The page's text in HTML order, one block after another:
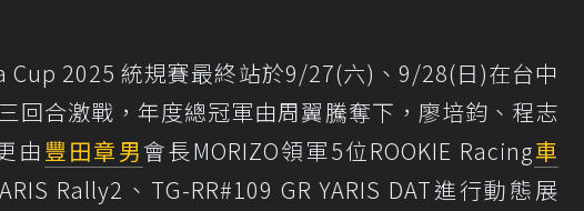
Cup 2025 統規賽最終站於9/27(六)、9/28(日)在台中
回合激戰，年度總冠軍由周翼騰奪下，廖培鈞、程志
由豐田章男會長MORIZO領軍5位ROOKIE Racing車
Rally2、TG-RR#109 GR YARIS DAT進行動態展